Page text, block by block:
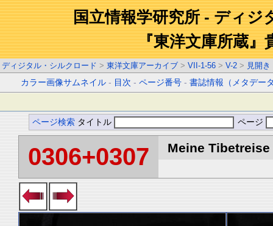
国立情報学研究所 - ディジ
『東洋文庫所蔵』
ディジタル・シルクロード > 東洋文庫アーカイブ > VII-1-56 > V-2 > 見開き
カラー画像サムネイル - 目次 -ページ番号 -書誌情報（メタデー
ページ検索 タイトル ページ
0306+0307 Meine